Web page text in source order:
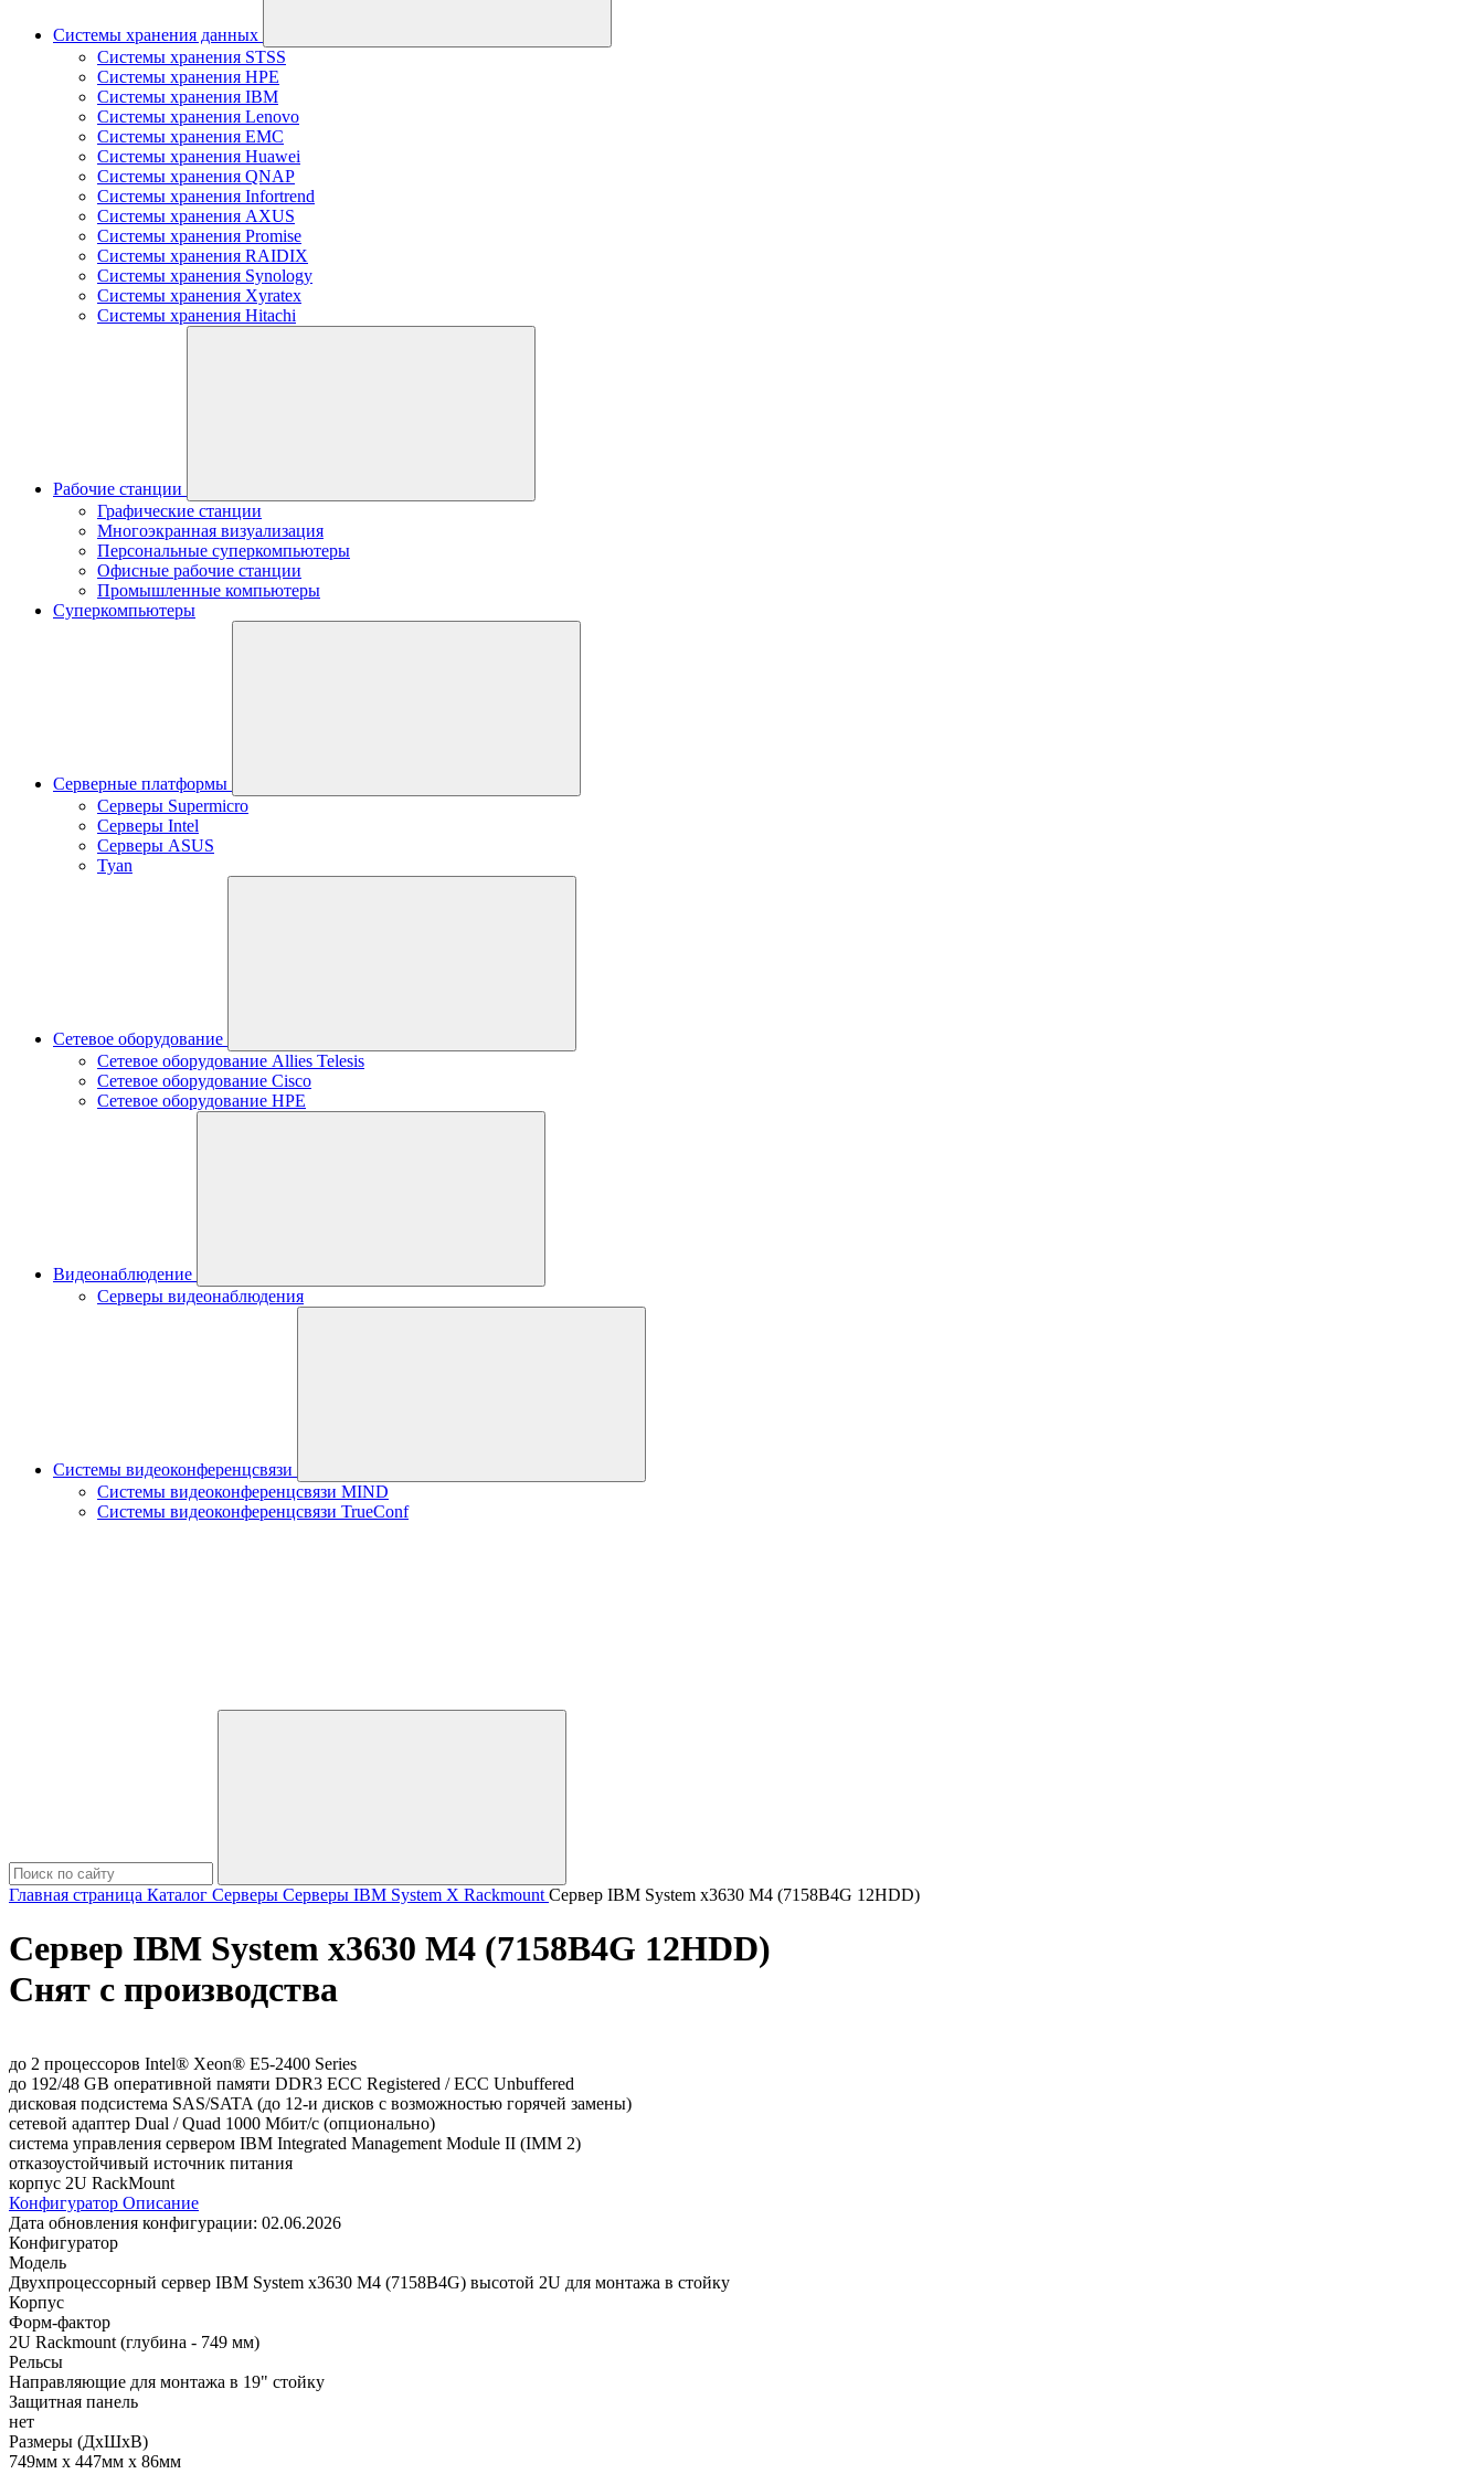
Системы хранения данных
Системы хранения STSS
Системы хранения HPE
Системы хранения IBM
Системы хранения Lenovo
Системы хранения EMC
Системы хранения Huawei
Системы хранения QNAP
Системы хранения Infortrend
Системы хранения AXUS
Системы хранения Promise
Системы хранения RAIDIX
Системы хранения Synology
Системы хранения Xyratex
Системы хранения Hitachi
Рабочие станции
Графические станции
Многоэкранная визуализация
Персональные суперкомпьютеры
Офисные рабочие станции
Промышленные компьютеры
Суперкомпьютеры
Серверные платформы
Серверы Supermicro
Серверы Intel
Серверы ASUS
Tyan
Сетевое оборудование
Сетевое оборудование Allies Telesis
Сетевое оборудование Cisco
Сетевое оборудование HPE
Видеонаблюдение
Серверы видеонаблюдения
Системы видеоконференцсвязи
Системы видеоконференцсвязи MIND
Системы видеоконференцсвязи TrueConf
Главная страница Каталог Серверы Серверы IBM System X Rackmount Сервер IBM System x3630 M4 (7158B4G 12HDD)
Сервер IBM System x3630 M4 (7158B4G 12HDD)
Снят с производства
до 2 процессоров Intel® Xeon® E5-2400 Series
до 192/48 GB оперативной памяти DDR3 ECC Registered / ECC Unbuffered
дисковая подсистема SAS/SATA (до 12-и дисков с возможностью горячей замены)
сетевой адаптер Dual / Quad 1000 Мбит/с (опционально)
система управления сервером IBM Integrated Management Module II (IMM 2)
отказоустойчивый источник питания
корпус 2U RackMount
Конфигуратор Описание
Дата обновления конфигурации: 02.06.2026
Конфигуратор
Модель
Двухпроцессорный сервер IBM System x3630 M4 (7158B4G) высотой 2U для монтажа в стойку
Корпус
Форм-фактор
2U Rackmount (глубина - 749 мм)
Рельсы
Направляющие для монтажа в 19" стойку
Защитная панель
нет
Размеры (ДхШхВ)
749мм х 447мм х 86мм